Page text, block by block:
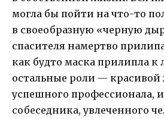
могла бы пойти на что-то
в своеобразную «черную
спасителя намертво
как будто маска прилипла к
остальные роли —
успешного профессионала,
собеседника, увлеченного